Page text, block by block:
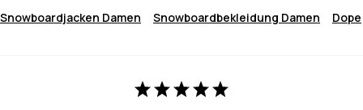
Snowboardjacken Damen Snowboardbekleidung Damen Dope